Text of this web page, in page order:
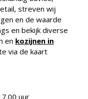
streven wij
en de waarde
en bekijk diverse
en kozijnen in
via de kaart
uur